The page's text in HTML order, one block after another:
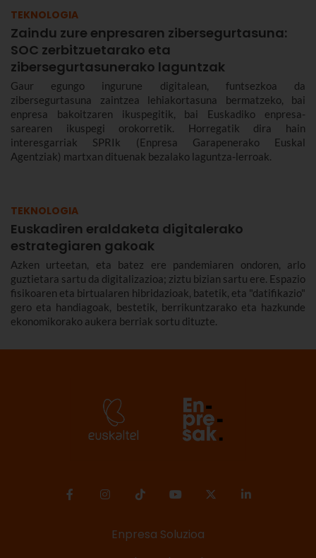
TEKNOLOGIA
Zaindu zure enpresaren zibersegurtasuna:
SOC zerbitzuetarako eta
zibersegurtasunerako laguntzak
Gaur egungo ingurune digitalean, funtsezkoa da
zibersegurtasuna zaintzea lehiakortasuna bermatzeko, bai
enpresa bakoitzaren ikuspegitik, bai Euskadiko enpresa-
sarearen ikuspegi orokorretik. Horregatik dira hain
interesgarriak SPRIk (Enpresa Garapenerako Euskal
Agentziak) martxan dituenak bezalako laguntza-lerroak.
TEKNOLOGIA
Euskadiren eraldaketa digitalerako
estrategiaren gakoak
Azken urteetan, eta batez ere pandemiaren ondoren, arlo
guztietara sartu da digitalizazioa; ziztu bizian sartu ere. Espazio
fisikoaren eta birtualaren hibridazioak, batetik, eta "datifikazio"
gero eta handiagoak, bestetik, berrikuntzarako eta hazkunde
ekonomikorako aukera berriak sortu dituzte.
Enpresa Soluzioa